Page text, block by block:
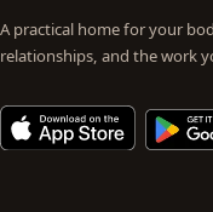
A practical home for your
relationships, and the work